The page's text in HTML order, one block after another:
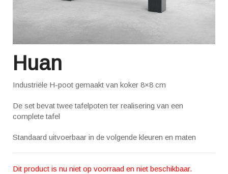
Huan
Industriële H-poot gemaakt van koker 8×8 cm
De set bevat twee tafelpoten ter realisering van een
complete tafel
Standaard uitvoerbaar in de volgende kleuren en maten
Dit product is nu niet op voorraad en niet beschikbaar.